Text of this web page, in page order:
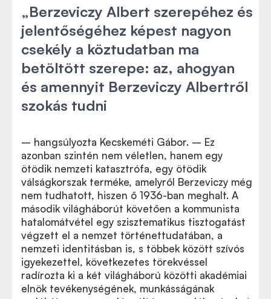
„Berzeviczy Albert szerepéhez és
jelentőségéhez képest nagyon
csekély a köztudatban ma
betöltött szerepe: az, ahogyan
és amennyit Berzeviczy Albertről
szokás tudni
– hangsúlyozta Kecskeméti Gábor. – Ez
azonban szintén nem véletlen, hanem egy
ötödik nemzeti katasztrófa, egy ötödik
válságkorszak terméke, amelyről Berzeviczy még
nem tudhatott, hiszen ő 1936-ban meghalt. A
második világháborút követően a kommunista
hatalomátvétel egy szisztematikus tisztogatást
végzett el a nemzet történettudatában, a
nemzeti identitásban is, s többek között szívós
igyekezettel, következetes törekvéssel
radírozta ki a két világháború közötti akadémiai
elnök tevékenységének, munkásságának